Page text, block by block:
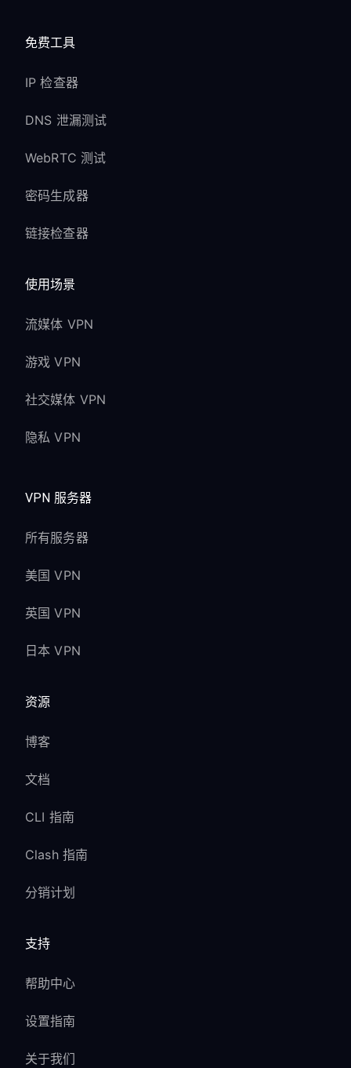
免费工具
IP 检查器
DNS 泄漏测试
WebRTC 测试
密码生成器
链接检查器
使用场景
流媒体 VPN
游戏 VPN
社交媒体 VPN
隐私 VPN
VPN 服务器
所有服务器
美国 VPN
英国 VPN
日本 VPN
资源
博客
文档
CLI 指南
Clash 指南
分销计划
支持
帮助中心
设置指南
关于我们